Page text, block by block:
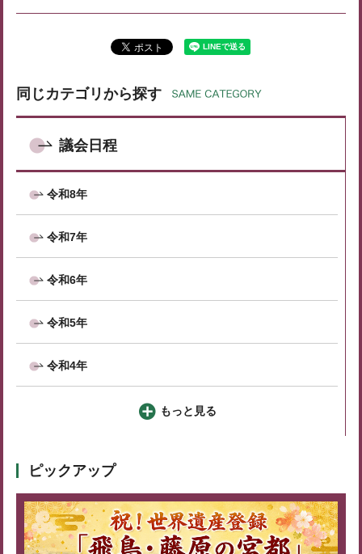
同じカテゴリから探す
議会日程
令和8年
令和7年
令和6年
令和5年
令和4年
もっと見る
ピックアップ